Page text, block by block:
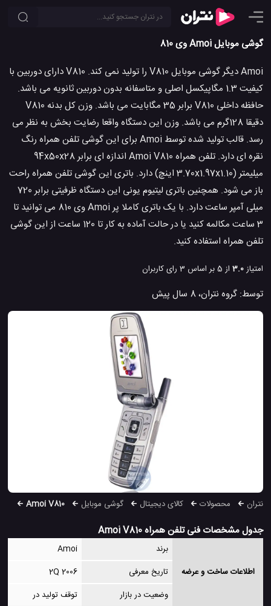
گوشی موبایل Amoi وی 810
Amoi دیگر گوشی موبایل V810 را تولید نمی کند. V810 دارای دوربین با
کیفیت 1.3 مگاپیکسل اصلی و متاسفانه بدون دوربین ثانویه می باشد.
حافظه داخلی V810 برابر 35 مگابایت می باشد. وزن کل بدنه V810
دقیقا 128گرم می باشد. وزن این دستگاه واقعا رضایت بخش به نظر می
رسد. قالب تولید شده توسط Amoi برای این گوشی تلفن همراه رنگ
نقره ای دارد. تلفن همراه Amoi V810 اندازه ای برابر 94x50x28
میلیمتر (3.70x1.97x1.10 اینچ) دارد. باتری این گوشی تلفن همراه راحت
باز می شود. همچنین باتری لیتیوم یونی این دستگاه ظرفیتی برابر 720
میلی آمپر ساعت دارد. با یک باتری کاملا پر Amoi وی 810 می توانید تا
3 ساعت مکالمه کنید یا در حالت آماده به کار تا 120 ساعت از این گوشی
تلفن همراه استفاده کنید.
امتیاز3.0 از 5 بر اساس 3 رای کاربران
توسط: گروه نتران،8 سال پیش
نتران محصولات کالای دیجیتال گوشی موبایل Amoi V810
جدول مشخصات فنی تلفن همراه Amoi V810
اطلاعات ساخت و عرضه
برند
Amoi
تاریخ معرفی
2006 2Q
وضعیت در بازار
توقف تولید در